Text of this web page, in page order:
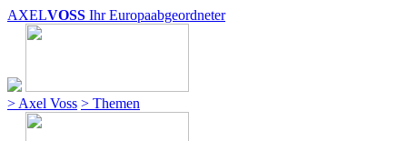
AXELVOSS Ihr Europaabgeordneter
> Axel Voss > Themen